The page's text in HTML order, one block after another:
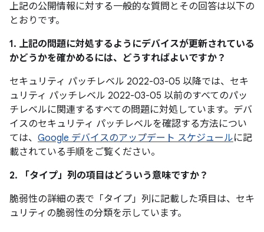
上記の公開情報に対する一般的な質問とその回答は以下の
とおりです。
1. 上記の問題に対処するようにデバイスが更新されている
かどうかを確かめるには、どうすればよいですか？
セキュリティ パッチレベル 2022-03-05 以降では、セキ
ュリティ パッチレベル 2022-03-05 以前のすべてのパッ
チレベルに関連するすべての問題に対処しています。デバ
イスのセキュリティ パッチレベルを確認する方法につい
ては、 Google デバイスのアップデート スケジュールに記
載されている手順をご覧ください。
2. 「タイプ」 列の項目はどういう意味ですか？
脆弱性の詳細の表で「タイプ」 列に記載した項目は、セキ
ュリティの脆弱性の分類を示しています。